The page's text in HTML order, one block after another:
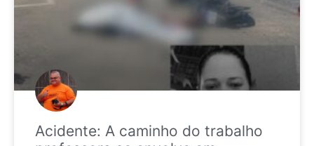
Acidente: A caminho do trabalho